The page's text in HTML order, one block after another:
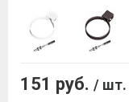
151 руб. / шт.